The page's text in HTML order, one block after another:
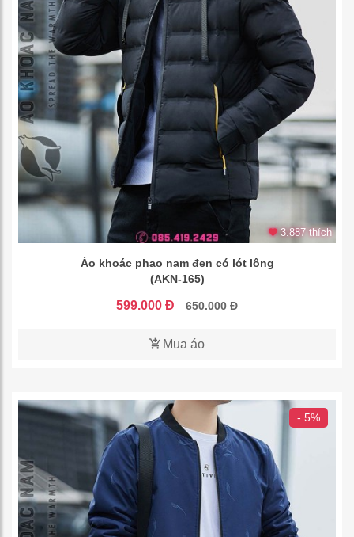
3.887 thích
Áo khoác phao nam đen có lót lông
(AKN-165)
599.000 Đ 650.000 Đ
Mua áo
- 5%